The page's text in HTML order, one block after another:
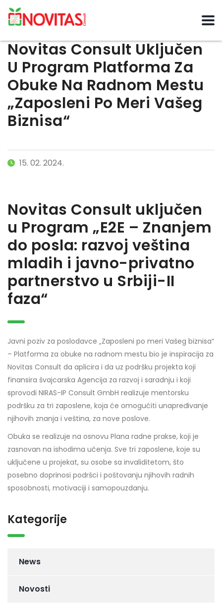
Novitas Consult Uključen
U Program Platforma Za
Obuke Na Radnom Mestu
„Zaposleni Po Meri Vašeg
Biznisa“
15. 02. 2024.
Novitas Consult uključen
u Program „E2E – Znanjem
do posla: razvoj veština
mladih i javno-privatno
partnerstvo u Srbiji-II
faza“
Javni poziv za poslodavce „Zaposleni po meri Vašeg biznisa“
– Platforma za obuke na radnom mestu bio je inspiracija za
Novitas Consult da aplicira i da uz podršku projekta koji
finansira švajcarska Agencija za razvoj i saradnju i koji
sprovodi NIRAS-IP Consult GmbH realizuje mentorsku
podršku za tri zaposlene, koja će omogućiti unapređivanje
njihovih znanja i veština, za nove poslove.
Obuka se realizuje na osnovu Plana radne prakse, koji je
zasnovan na ishodima učenja. Sve tri zaposlene, koje su
uključene u projekat, su osobe sa invaliditetom, što
posebno doprinosi podršci i poštovanju njihovih radnih
sposobnosti, motivaciji i samopouzdanju.
Kategorije
News
Novosti